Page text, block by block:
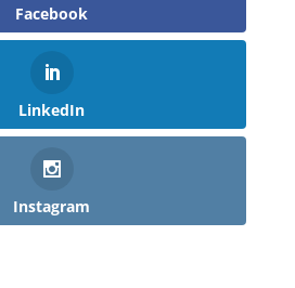
Facebook
LinkedIn
Instagram